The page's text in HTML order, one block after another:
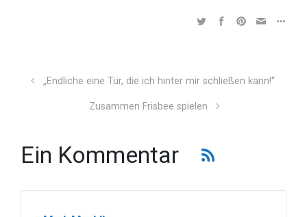
„Endliche eine Tür, die ich hinter mir schließen kann!“
Zusammen Frisbee spielen
Ein Kommentar